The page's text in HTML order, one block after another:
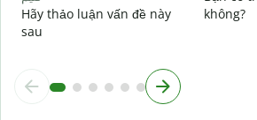
Hãy thảo luận vấn đề này
sau
không?